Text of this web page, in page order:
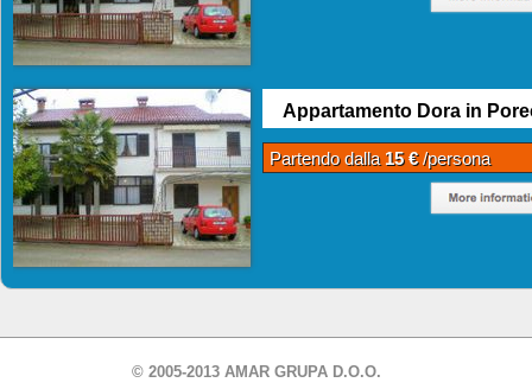
Appartamento Dora in
Partendo dalla 15 €/persona
© 2005-2013 AMAR GRUPA D.O.O.